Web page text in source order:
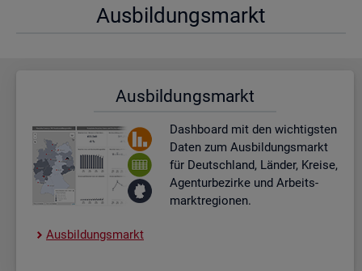
Aus­bil­dungs­markt
Aus­bil­dungs­markt
Dash­board mit den wich­tigs­ten
Daten zum Aus­bil­dungs­markt
für Deutsch­land, Län­der, Krei­se,
Agen­tur­be­zir­ke und Ar­beits­
markt­re­gio­nen.
Aus­bil­dungs­markt